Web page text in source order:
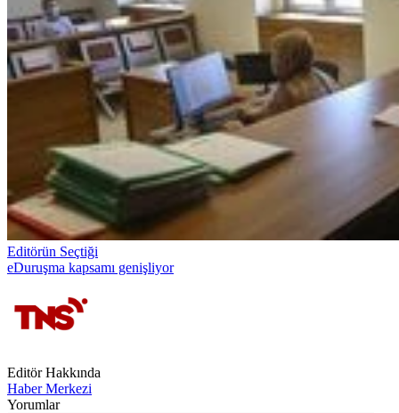
Editörün Seçtiği
eDuruşma kapsamı genişliyor
Editör Hakkında
Haber Merkezi
Yorumlar